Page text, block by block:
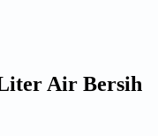
Air Bersih